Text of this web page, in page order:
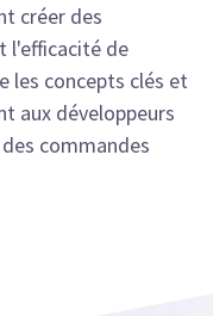
créer des
l'efficacité de
les concepts clés et
aux développeurs
commandes